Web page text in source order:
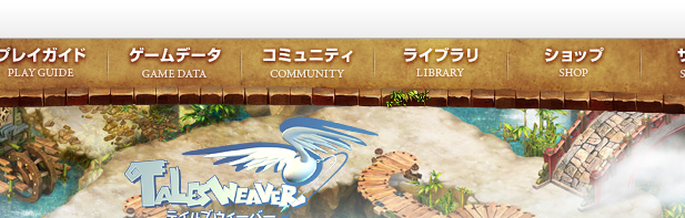
テイルズウィーバー
ゲーム紹介
ここだけは知っておこうプレイガイド
ワープポイント
ゲームデータ
ルーンスキル
コミュニティ
コミュニティポイントライブラリ
LINEスタンプ